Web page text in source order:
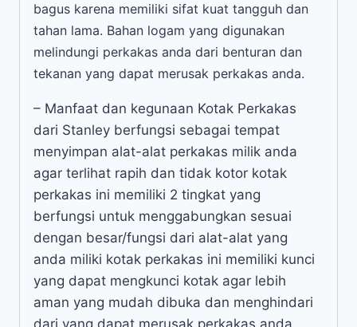
bagus karena memiliki sifat kuat tangguh dan
tahan lama. Bahan logam yang digunakan
melindungi perkakas anda dari benturan dan
tekanan yang dapat merusak perkakas anda.
– Manfaat dan kegunaan Kotak Perkakas
dari Stanley berfungsi sebagai tempat
menyimpan alat-alat perkakas milik anda
agar terlihat rapih dan tidak kotor kotak
perkakas ini memiliki 2 tingkat yang
berfungsi untuk menggabungkan sesuai
dengan besar/fungsi dari alat-alat yang
anda miliki kotak perkakas ini memiliki kunci
yang dapat mengkunci kotak agar lebih
aman yang mudah dibuka dan menghindari
dari yang dapat merusak perkakas anda.